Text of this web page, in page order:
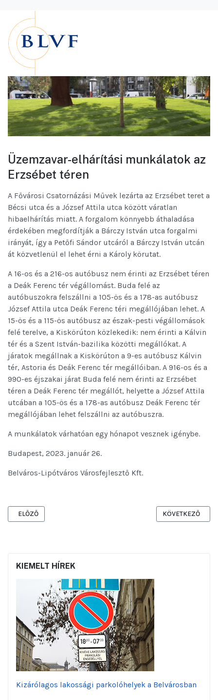
Üzemzavar-elhárítási munkálatok az
Erzsébet téren
A Fővárosi Csatornázási Művek lezárta az Erzsébet teret a
Bécsi utca és a József Attila utca között váratlan
hibaelhárítás miatt. A forgalom könnyebb áthaladása
érdekében megfordítják a Bárczy István utca forgalmi
irányát, így a Petőfi Sándor utcáról a Bárczy István utcán
át közvetlenül el lehet érni a Károly körutat.
A 16-os és a 216-os autóbusz nem érinti az Erzsébet téren
a Deák Ferenc tér végállomást. Buda felé az
autóbuszokra felszállni a 105-ös és a 178-as autóbusz
József Attila utca Deák Ferenc téri megállójában lehet. A
15-ös és a 115-ös autóbusz az észak-pesti végállomások
felé terelve, a Kiskörúton közlekedik: nem érinti a Kálvin
tér és a Szent István-bazilika közötti megállókat. A
járatok megállnak a Kiskörúton a 9-es autóbusz Kálvin
tér, Astoria és Deák Ferenc tér megállóiban. A 916-os és a
990-es éjszakai járat Buda felé nem érinti az Erzsébet
téren a Deák Ferenc tér megállót, helyette a József Attila
utcában a 105-ös és a 178-as autóbusz Deák Ferenc tér
megállójában lehet felszállni az autóbuszra.
A munkálatok várhatóan egy hónapot vesznek igénybe.
Budapest, 2023. január 26.
Belváros-Lipótváros Városfejlesztő Kft.
ELŐZŐ CIKK: TÁJÉKOZTATÁS A TESZ-VESZ ÓVODA
ELŐZŐ KÖVETKEZŐ
KÖVETKEZŐ
KIEMELT HÍREK
Kizárólagos lakossági parkolóhelyek a Belvárosban